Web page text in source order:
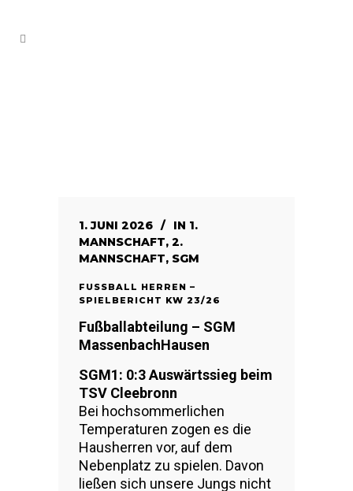
1. JUNI 2026 IN 1.
MANNSCHAFT, 2.
MANNSCHAFT, SGM
FUSSBALL HERREN – S
PIELBERICHT KW 23/26
Fußballabteilung – SGM
MassenbachHausen
SGM1: 0:3 Auswärtssieg beim
TSV Cleebronn
Bei hochsommerlichen
Temperaturen zogen es die
Hausherren vor, auf dem
Nebenplatz zu spielen. Davon
ließen sich unsere Jungs nicht